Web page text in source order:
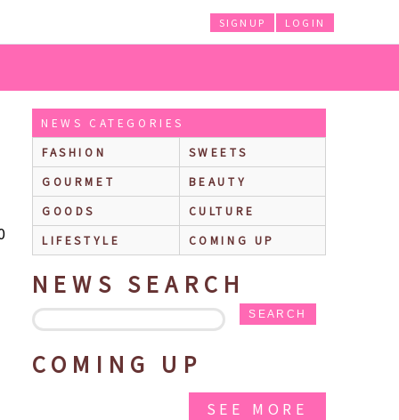
LOGIN
SIGNUP
NEWS CATEGORIES
FASHION
SWEETS
GOURMET
BEAUTY
GOODS
CULTURE
LIFESTYLE
COMING UP
NEWS SEARCH
SEARCH
COMING UP
SEE MORE